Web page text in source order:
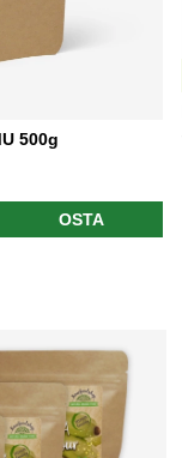
500g
OSTA